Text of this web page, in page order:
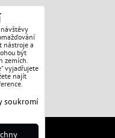
nástroje a
být
zemích.
vyjadřujete
najít
soukromí